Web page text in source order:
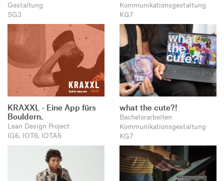
Gestaltung
SG3
Kommunikationsgestaltung
KG7
KRAXXL - Eine App fürs
Bouldern.
Lean Design Project
IG6, IOT6, IOTA6
what the cute?!
Bachelorarbeiten
Kommunikationsgestaltung
KG7